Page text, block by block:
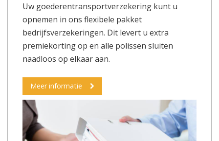
Uw goederentransportverzekering kunt u
opnemen in ons flexibele pakket
bedrijfsverzekeringen. Dit levert u extra
premiekorting op en alle polissen sluiten
naadloos op elkaar aan.
Meer informatie